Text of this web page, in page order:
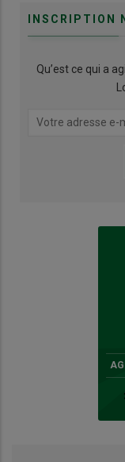
INSCRIPTION
Qu’est ce qui a